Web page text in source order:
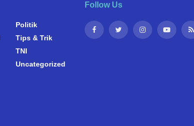
Politik
Tips & Trik
TNI
Uncategorized
Follow Us